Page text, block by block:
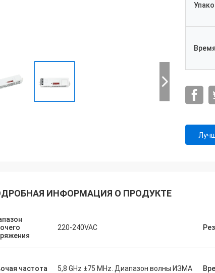
ИНФОРМАЦИЯ О ПРОДУКТЕ
220-240VAC
частота 5,8 GHz ±75 MHz. Диапазон волны ИЗМА